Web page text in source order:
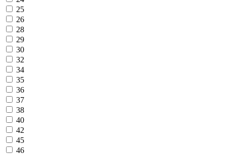
25
26
28
29
30
32
34
35
36
37
38
40
42
45
46